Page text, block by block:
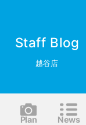
Staff Blog
越谷店
Plan News